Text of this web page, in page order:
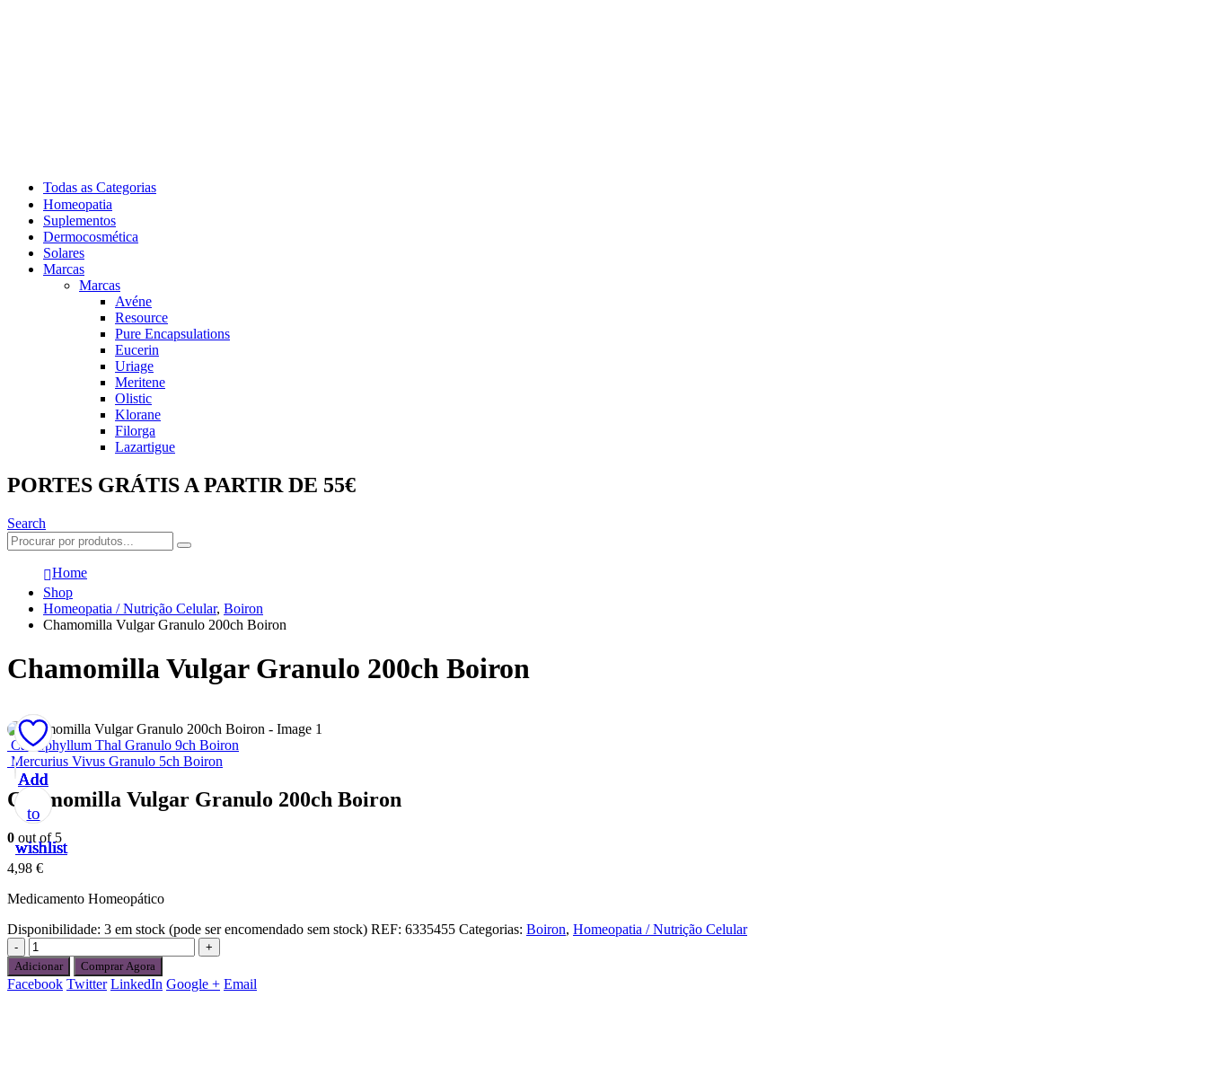
Todas as Categorias
Homeopatia
Suplementos
Dermocosmética
Solares
Marcas
Marcas
Avéne
Resource
Pure Encapsulations
Eucerin
Uriage
Meritene
Olistic
Klorane
Filorga
Lazartigue
PORTES GRÁTIS A PARTIR DE 55€
Search
Home
Shop
Homeopatia / Nutrição Celular, Boiron
Chamomilla Vulgar Granulo 200ch Boiron
Chamomilla Vulgar Granulo 200ch Boiron
Caulophyllum Thal Granulo 9ch Boiron
Mercurius Vivus Granulo 5ch Boiron
Chamomilla Vulgar Granulo 200ch Boiron
0 out of 5
4,98 €
Medicamento Homeopático
Disponibilidade: 3 em stock (pode ser encomendado sem stock) REF: 6335455 Categorias: Boiron, Homeopatia / Nutrição Celular
-
+
Adicionar
Comprar Agora
Facebook Twitter LinkedIn Google + Email
Add
to
wishlist
Add
to
wishlist
Add
to
wishlist
Add
to
wishlist
Add
to
wishlist